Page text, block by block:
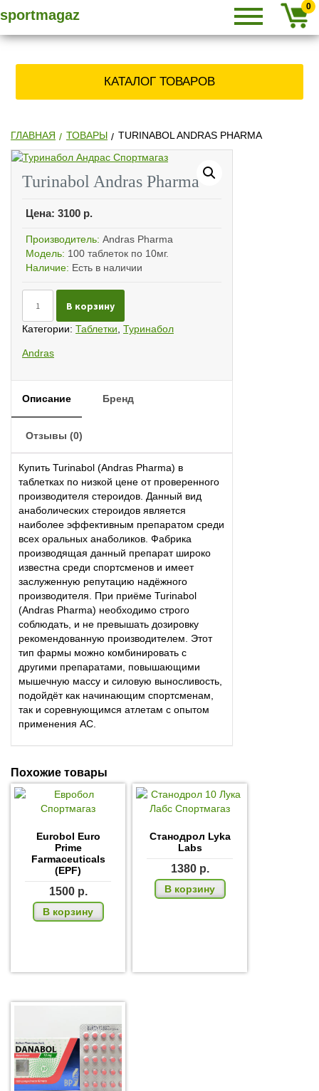
toSPORTMAGAZ
» КУПИТЬ
СТЕРОИДЫ,
ЗАКАЗАТЬ
АНАБОЛИКИ
ПО ПОЧТЕ
sportmagaz
0
КАТАЛОГ ТОВАРОВ
ГЛАВНАЯ ТОВАРЫ TURINABOL ANDRAS PHARMA
Turinabol Andras Pharma
Цена: 3100 р.
Производитель: Andras Pharma
Модель: 100 таблеток по 10мг.
Наличие: Есть в наличии
Turinabol
Andras
В корзину
Категории: Таблетки Туринабол
Andras
Описание Бренд
Отзывы (0)
Купить Turinabol (Andras Pharma) в
таблетках по низкой цене от проверенного
производителя стероидов. Данный вид
анаболических стероидов является
наиболее эффективным препаратом среди
всех оральных анаболиков. Фабрика
производящая данный препарат широко
известна среди спортсменов и имеет
заслуженную репутацию надёжного
производителя. При приёме Turinabol
(Andras Pharma) необходимо строго
соблюдать, и не превышать дозировку
рекомендованную производителем. Этот
тип фармы можно комбинировать с
другими препаратами, повышающими
мышечную массу и силовую выносливость,
подойдёт как начинающим спортсменам,
так и соревнующимся атлетам с опытом
применения АС.
Похожие товары
Eurobol Euro
Prime
Farmaceuticals
(EPF)
1500 р.
В корзину
Станодрол Lyka
Labs
1380 р.
В корзину